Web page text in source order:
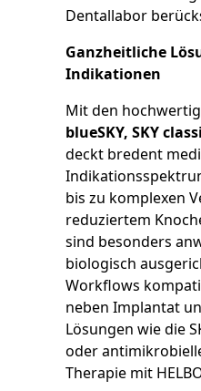
Dentallabor
Ganzheitliche
Indikationen
Mit den
blueSKY, SKY
deckt bredent
bis zu komplexen
reduziertem
sind besonders
biologisch
Workflows
neben Implantat
Lösungen wie die
oder
Therapie mit